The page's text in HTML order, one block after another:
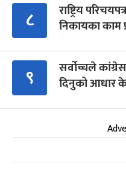
८
राष्ट्रिय
निकायका काम
९
सर्वोच्चले
दिनुको आधार